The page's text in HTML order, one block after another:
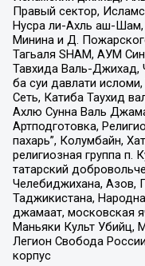
Правый сектор,
Нусра ли-Ахль аш-
Минина и Д.
Тагьаля SHAM, АУМ
Тавхида Валь-Джихад,
ба суи давлати
Сеть, Катиба Таухид
Ахлю Сунна Валь
Артподготовка,
пахарь”, Колумбайн,
религиозная группа п.
татарский
Челебиджихана, Азов,
Таджикистана,
джамаат, московская
Маньяки Культ Убийц,
Легион Свобода
корпус